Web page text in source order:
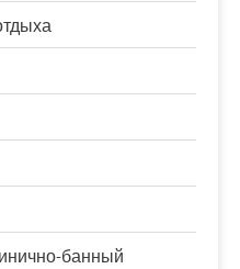
банный